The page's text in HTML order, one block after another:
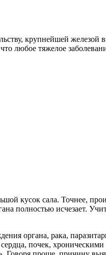
крупнейшей железой
любое тяжелое
кусок сала. Точнее,
полностью исчезает.
органа, рака,
почек,